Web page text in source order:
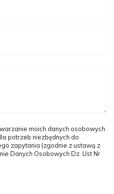
moich danych osobowych
potrzeb niezbędnych do
zapytania (zgodnie z ustawą z
Danych Osobowych Dz. Ust Nr